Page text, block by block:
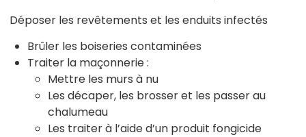
Déposer les revêtements et les enduits infectés
Brûler les boiseries contaminées
Traiter la maçonnerie :
Mettre les murs à nu
Les décaper, les brosser et les passer au
chalumeau
Les traiter à l’aide d’un produit fongicide